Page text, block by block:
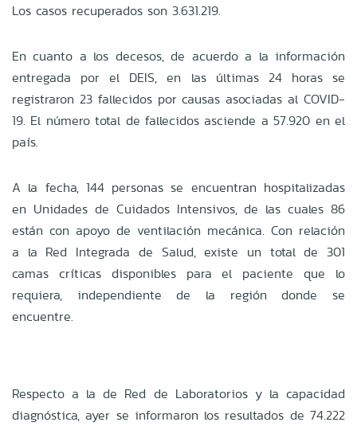
Los casos recuperados son 3.631.219.
En cuanto a los decesos, de acuerdo a la información
entregada por el DEIS, en las últimas 24 horas se
registraron 23 fallecidos por causas asociadas al COVID-
19. El número total de fallecidos asciende a 57.920 en el
país.
A la fecha, 144 personas se encuentran hospitalizadas
en Unidades de Cuidados Intensivos, de las cuales 86
están con apoyo de ventilación mecánica. Con relación
a la Red Integrada de Salud, existe un total de 301
camas críticas disponibles para el paciente que lo
requiera, independiente de la región donde se
encuentre.
Respecto a la de Red de Laboratorios y la capacidad
diagnóstica, ayer se informaron los resultados de 74.222